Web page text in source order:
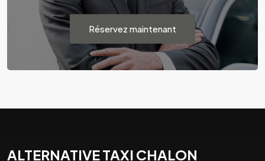
Réservez maintenant
ALTERNATIVE TAXI CHALON